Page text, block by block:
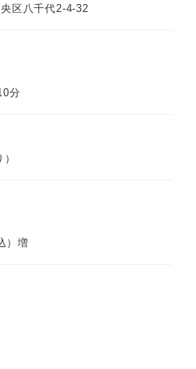
区八千代2-4-32
分
）増